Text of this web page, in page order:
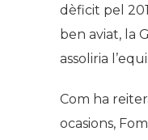
dèficit pel
ben aviat, la
assoliria
Com ha
ocasions,